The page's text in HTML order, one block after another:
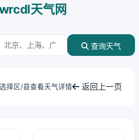
天气网
查询天气
择区/县查看天气详情 返回上一页